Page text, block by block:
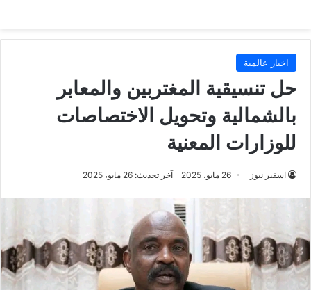
اخبار عالمية
حل تنسيقية المغتربين والمعابر
بالشمالية وتحويل الاختصاصات
للوزارات المعنية
اسفير نيوز 26 مايو، 2025 آخر تحديث: 26 مايو، 2025